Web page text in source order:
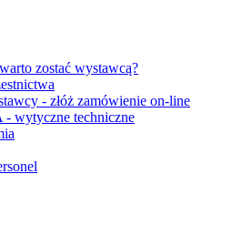
zostać wystawcą?
- złóż zamówienie on-line
wytyczne techniczne